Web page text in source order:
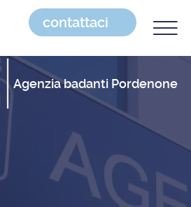
contattaci
Agenzia badanti Pordenone